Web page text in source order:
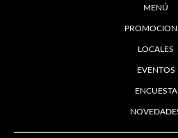
MENÚ
LOCALES
EVENTOS
ENCUESTA